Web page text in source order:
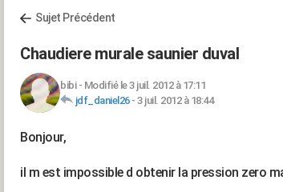
Sujet Précédent
Chaudiere murale saunier duval
bibi- Modifié le 3 juil. 2012 à 17:11
jdf_daniel26- 3 juil. 2012 à 18:44
Bonjour,
il m est impossible d obtenir la pression zero